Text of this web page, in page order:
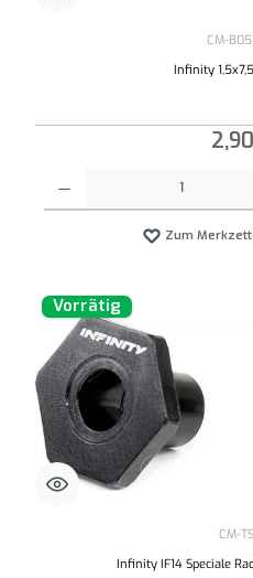
CM-
Infinity
Zum
Vorrätig
CM-
Infinity IF14 Speciale